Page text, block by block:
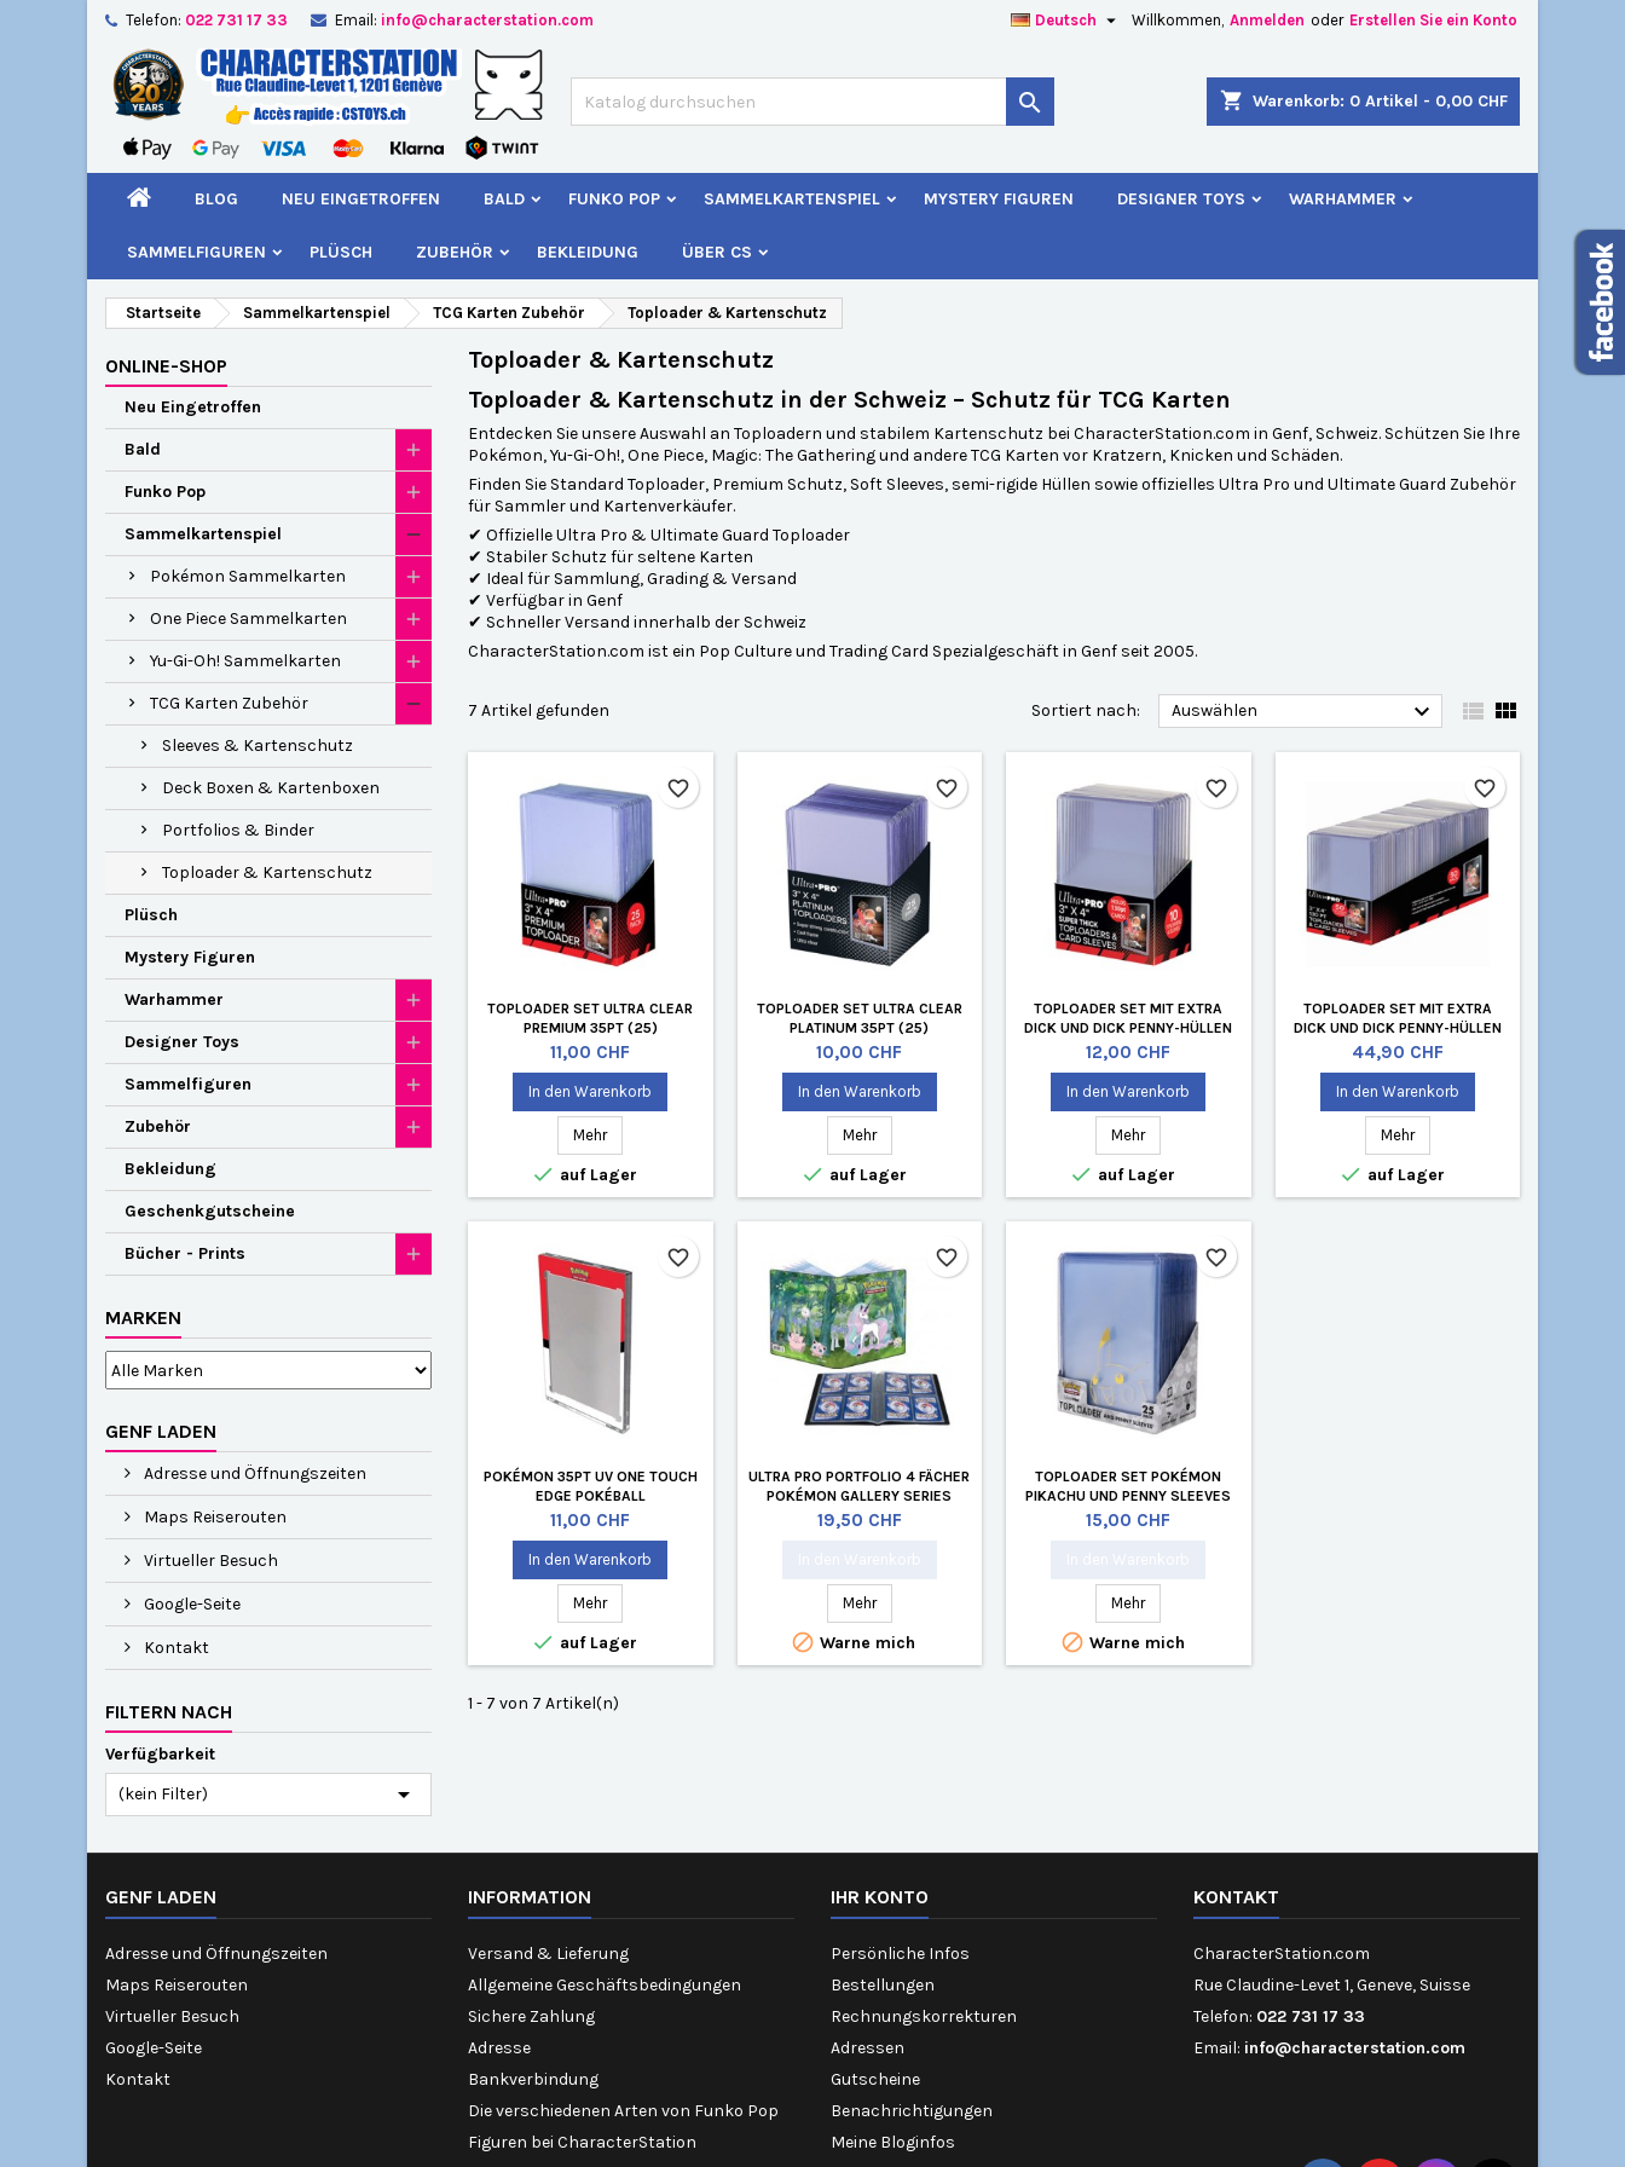
Telefon: 022 731 17 33 Email: info@characterstation.com Willkommen, Anmelden oder Erstellen Sie ein Konto
Deutsch 
shopping_cart Warenkorb: 0 Artikel - 0,00 CHF

BLOG NEU EINGETROFFEN BALD FUNKO POP SAMMELKARTENSPIEL MYSTERY FIGUREN DESIGNER TOYS WARHAMMER
SAMMELFIGUREN PLÜSCH ZUBEHÖR BEKLEIDUNG ÜBER CS
Startseite Sammelkartenspiel TCG Karten Zubehör Toploader & Kartenschutz
ONLINE-SHOP
Neu Eingetroffen
Bald
Funko Pop
Sammelkartenspiel
Pokémon Sammelkarten
One Piece Sammelkarten
Yu-Gi-Oh! Sammelkarten
TCG Karten Zubehör
Sleeves & Kartenschutz
Deck Boxen & Kartenboxen
Portfolios & Binder
Toploader & Kartenschutz
Plüsch
Mystery Figuren
Warhammer
Designer Toys
Sammelfiguren
Zubehör
Bekleidung
Geschenkgutscheine
Bücher - Prints
MARKEN
GENF LADEN
Adresse und Öffnungszeiten
Maps Reiserouten
Virtueller Besuch
Google-Seite
Kontakt
FILTERN NACH
Verfügbarkeit
(kein Filter)

Toploader & Kartenschutz
Toploader & Kartenschutz in der Schweiz – Schutz für TCG Karten
Entdecken Sie unsere Auswahl an Toploadern und stabilem Kartenschutz bei CharacterStation.com in Genf, Schweiz. Schützen Sie Ihre
Pokémon, Yu-Gi-Oh!, One Piece, Magic: The Gathering und andere TCG Karten vor Kratzern, Knicken und Schäden.
Finden Sie Standard Toploader, Premium Schutz, Soft Sleeves, semi-rigide Hüllen sowie offizielles Ultra Pro und Ultimate Guard Zubehör
für Sammler und Kartenverkäufer.
✔ Offizielle Ultra Pro & Ultimate Guard Toploader
✔ Stabiler Schutz für seltene Karten
✔ Ideal für Sammlung, Grading & Versand
✔ Verfügbar in Genf
✔ Schneller Versand innerhalb der Schweiz
CharacterStation.com ist ein Pop Culture und Trading Card Spezialgeschäft in Genf seit 2005.
7 Artikel gefunden Sortiert nach: Auswählen   
TOPLOADER SET ULTRA CLEAR
PREMIUM 35PT (25)
Preis
11,00 CHF
In den Warenkorb
Mehr
 auf Lager
favorite_border
TOPLOADER SET ULTRA CLEAR
PLATINUM 35PT (25)
Preis
10,00 CHF
In den Warenkorb
Mehr
 auf Lager
favorite_border
TOPLOADER SET MIT EXTRA
DICK UND DICK PENNY-HÜLLEN
(10 STÜCK)
Preis
12,00 CHF
In den Warenkorb
Mehr
 auf Lager
favorite_border
TOPLOADER SET MIT EXTRA
DICK UND DICK PENNY-HÜLLEN
(50 STÜCK)
Preis
44,90 CHF
In den Warenkorb
Mehr
 auf Lager
favorite_border
POKÉMON 35PT UV ONE TOUCH
EDGE POKÉBALL
Preis
11,00 CHF
In den Warenkorb
Mehr
 auf Lager
favorite_border
ULTRA PRO PORTFOLIO 4 FÄCHER
POKÉMON GALLERY SERIES
ENCHANTED GLADE
Preis
19,50 CHF
Mehr
 Warne mich
favorite_border
TOPLOADER SET POKÉMON
PIKACHU UND PENNY SLEEVES
BUNDLE (25)
Preis
15,00 CHF
Mehr
 Warne mich
favorite_border
1 - 7 von 7 Artikel(n)
GENF LADEN
Adresse und Öffnungszeiten
Maps Reiserouten
Virtueller Besuch
Google-Seite
Kontakt
INFORMATION
Versand & Lieferung
Allgemeine Geschäftsbedingungen
Sichere Zahlung
Adresse
Bankverbindung
Die verschiedenen Arten von Funko Pop
Figuren bei CharacterStation
IHR KONTO
Persönliche Infos
Bestellungen
Rechnungskorrekturen
Adressen
Gutscheine
Benachrichtigungen
Meine Bloginfos
KONTAKT
CharacterStation.com
Rue Claudine-Levet 1, Geneve, Suisse
Telefon: 022 731 17 33
Email: info@characterstation.com
Auf meine Wunschliste
Create new list
((modalTitle))
((confirmMessage))
((cancelText)) ((modalDeleteText))
Wunschliste erstellen
Name der Wunschliste
Anmelden
Sie müssen angemeldet sein, um Artikel Ihrer Wunschliste hinzufügen zu
können.